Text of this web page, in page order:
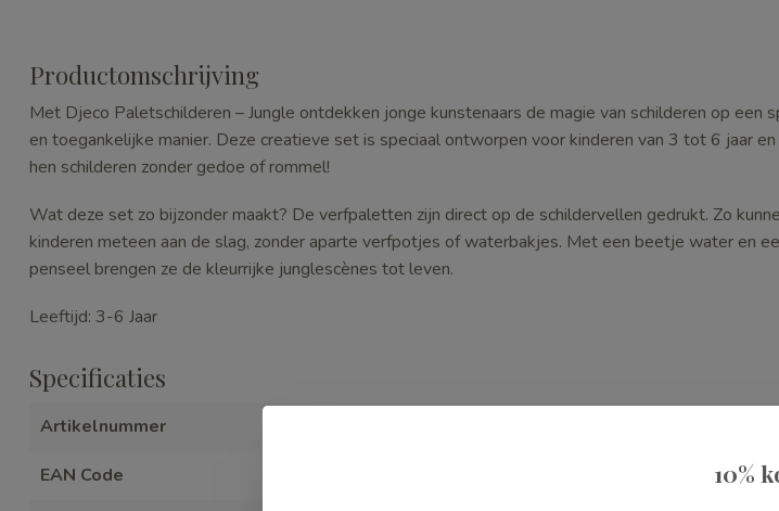
Productomschrijving
Met Djeco Paletschilderen – Jungle ontdekken jonge kunstenaars de magie van schilderen op een
en toegankelijke manier. Deze creatieve set is speciaal ontworpen voor kinderen van 3 tot 6 jaar
hen schilderen zonder gedoe of rommel!
Wat deze set zo bijzonder maakt? De verfpaletten zijn direct op de schildervellen gedrukt. Zo
kinderen meteen aan de slag, zonder aparte verfpotjes of waterbakjes. Met een beetje water en
penseel brengen ze de kleurrijke junglescènes tot leven.
Leeftijd: 3-6 Jaar
Specificaties
Artikelnummer
EAN Code 10%